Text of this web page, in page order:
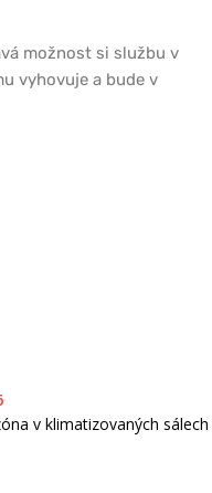
možnost si službu v
vyhovuje a bude v
v klimatizovaných sálech